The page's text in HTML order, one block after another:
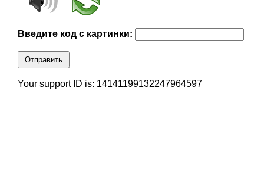
Введите код с картинки:
Отправить
Your support ID is: 14141199132247964597